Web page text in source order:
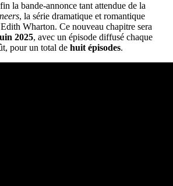
la bande-annonce tant attendue de la
, la série dramatique et romantique
Wharton. Ce nouveau chapitre sera
2025, avec un épisode diffusé chaque
pour un total de huit épisodes.